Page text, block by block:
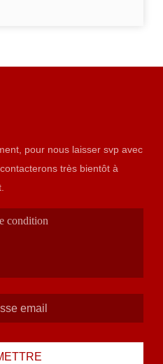
pour nous laisser svp avec
très bientôt à